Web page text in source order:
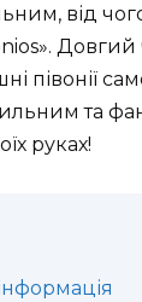
від
Довгий
півонії
та
руках!